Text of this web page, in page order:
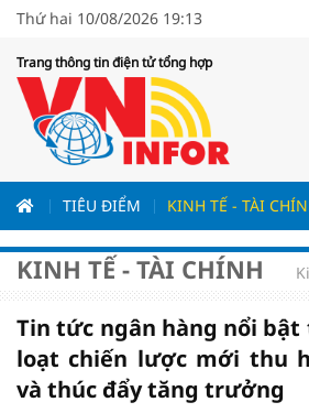
Thứ hai 10/08/2026 19:13
Trang thông tin điện tử tổng hợp
TIÊU ĐIỂM KINH TẾ - TÀI
KINH TẾ - TÀI CHÍNH
Tin tức ngân hàng nổi bật
loạt chiến lược mới thu
và thúc đẩy tăng trưởng